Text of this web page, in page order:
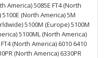
America) 5085E FT4 (North
(North America) 5M
5100M (Europe) 5100M
5100ML (North America)
(North America) 6010 6410
(North America) 6330PR